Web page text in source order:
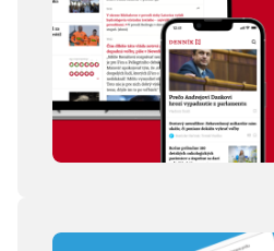
fanúšikovia aj
kritika dávajú palec
hore. Hrá pred
tisíckami ľudí na
festivaloch, vo
vypredaných sálach
aj v malých
punkových
ľudia, ktorí sa